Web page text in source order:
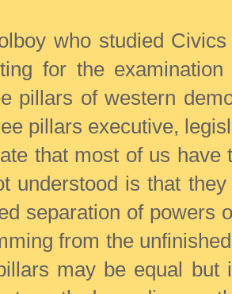
who studied
for the
pillars of western
pillars executive,
that most of us
understood is that
separation of powers
from the
may be equal but